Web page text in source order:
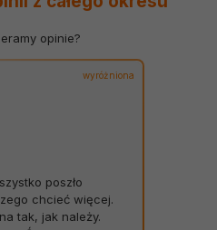
opinie?
wyróżniona
poszło
chcieć więcej.
tak, jak należy.